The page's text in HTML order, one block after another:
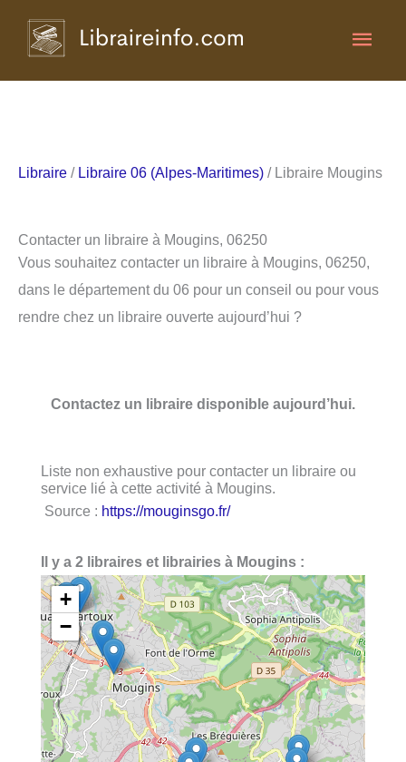
Libraire / Libraire 06 (Alpes-Maritimes) / Libraire Mougins
Contacter un libraire à Mougins, 06250
Vous souhaitez contacter un libraire à Mougins, 06250,
dans le département du 06 pour un conseil ou pour vous
rendre chez un libraire ouverte aujourd’hui ?
Contactez un libraire disponible aujourd’hui.
Liste non exhaustive pour contacter un libraire ou
service lié à cette activité à Mougins.
Source : https://mouginsgo.fr/
Il y a 2 libraires et librairies à Mougins :
+
−